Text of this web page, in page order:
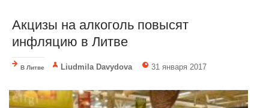
Акцизы на алкоголь повысят
инфляцию в Литве
В Литве Liudmila Davydova 31 января 2017